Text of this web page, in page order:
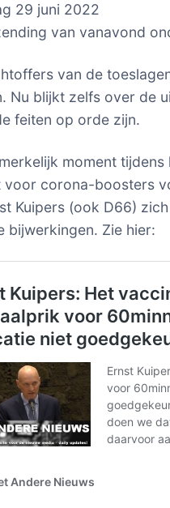
29 juni 2022
van vanavond
van de
Nu blijkt zelfs over de
feiten op orde zijn.
moment
voor corona-boosters
Kuipers (ook D66)
bijwerkingen. Zie hier: